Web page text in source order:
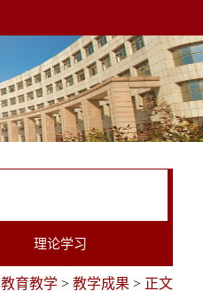
理论学习
教育教学 > 教学成果 > 正文